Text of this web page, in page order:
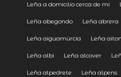
Leña a domicilio cerca de mi
Leña abegondo Leña abrera
Leña aiguamúrcia Leña
Leña albi Leña alcover
Leña alpedrete Leña alpens